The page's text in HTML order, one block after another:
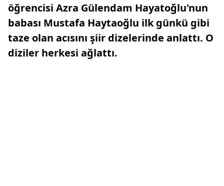
öğrencisi Azra Gülendam Hayatoğlu'nun
babası Mustafa Haytaoğlu ilk günkü gibi
taze olan acısını şiir dizelerinde anlattı. O
diziler herkesi ağlattı.